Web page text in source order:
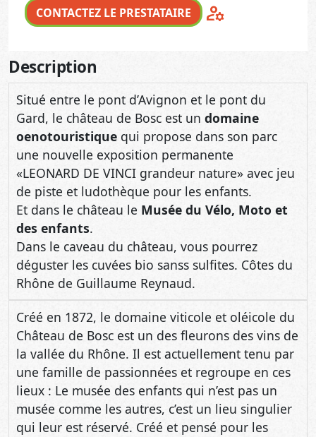
CONTACTEZ LE PRESTATAIRE manage_accounts
Description
Situé entre le pont d’Avignon et le pont du
Gard, le château de Bosc est un domaine
oenotouristique qui propose dans son parc
une nouvelle exposition permanente
«LEONARD DE VINCI grandeur nature» avec jeu
de piste et ludothèque pour les enfants.
Et dans le château le Musée du Vélo, Moto et
des enfants.
Dans le caveau du château, vous pourrez
déguster les cuvées bio sanss sulfites. Côtes du
Rhône de Guillaume Reynaud.
Créé en 1872, le domaine viticole et oléicole du
Château de Bosc est un des fleurons des vins de
la vallée du Rhône. Il est actuellement tenu par
une famille de passionnées et regroupe en ces
lieux : Le musée des enfants qui n’est pas un
musée comme les autres, c’est un lieu singulier
qui leur est réservé. Créé et pensé pour les